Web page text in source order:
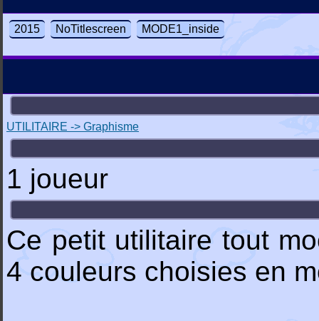
2015 NoTitlescreen MODE1_inside
UTILITAIRE -> Graphisme
1 joueur
Ce petit utilitaire tout
4 couleurs choisies en